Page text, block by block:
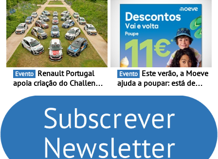
presença nacional ao lado
da mítica prova de ciclismo
e leva a sua gama SUV
multi-energia às estradas
de Portugal
Portugal Karting e mira boa
estreia - O Campeonato
Portugal Karting 2026
decorre entre 1 de Março e
6 de Setembro
Evento
apoia criação do Challenge
compromisso com o
automobilismo nacional
continua em 2026
Evento
ajuda a poupar: está de
Volta” com descontos de